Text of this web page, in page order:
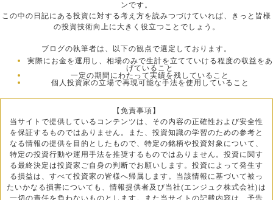
ンです。
この中の日記にある投資に対する考え方を読みつづけていれば、きっと皆様
の投資技術向上に大きく役立つことでしょう。
ブログの執筆者は、以下の観点で選定しております。
実際にお金を運用し、相場のみで生計を立てていける程度の収益をあ
げていること
一定の期間にわたって実績を残していること
個人投資家の立場で再現可能な手法を使用していること
【免責事項】
当サイトで提供しているコンテンツは、その内容の正確性および安全性
を保証するものではありません。また、投資知識の学習のための参考と
なる情報の提供を目的としたもので、特定の銘柄や投資対象について、
特定の投資行動や運用手法を推奨するものではありません。投資に関す
る最終決定は投資家ご自身の判断でお願いします。投資によって発生す
る損益は、すべて投資家の皆様へ帰属します。当該情報に基づいて被っ
たいかなる損害についても、情報提供者及び当社(エンジュク株式会社)は
一切の責任を負わないものとします。また当サイトの記載内容は、予告